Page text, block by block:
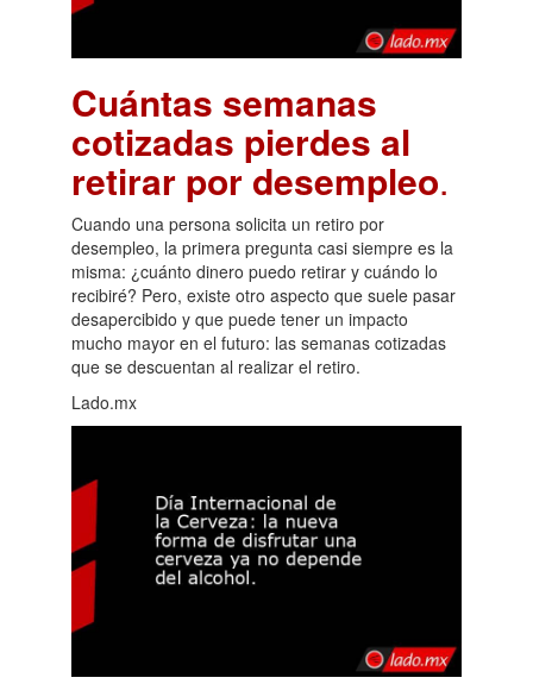
Cuántas semanas
cotizadas pierdes al
retirar por desempleo.
Cuando una persona solicita un retiro por
desempleo, la primera pregunta casi siempre es la
misma: ¿cuánto dinero puedo retirar y cuándo lo
recibiré? Pero, existe otro aspecto que suele pasar
desapercibido y que puede tener un impacto
mucho mayor en el futuro: las semanas cotizadas
que se descuentan al realizar el retiro.
Lado.mx